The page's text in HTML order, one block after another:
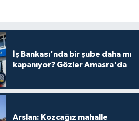
İş Bankası'nda bir şube daha mı
kapanıyor? Gözler Amasra'da
Arslan: Kozcağız mahalle